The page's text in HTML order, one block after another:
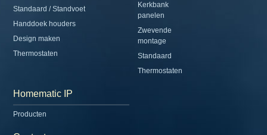
Standaard / Standvoet
Handdoek houders
Design maken
Thermostaten
Kerkbank
panelen
Zwevende
montage
Standaard
Thermostaten
Homematic IP
Producten